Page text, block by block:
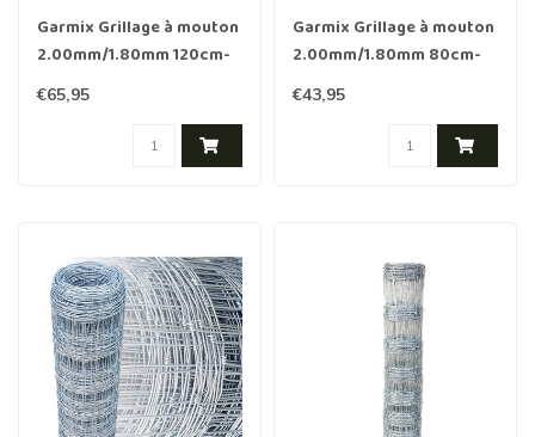
Garmix Grillage à mouton
2.00mm/1.80mm 120cm-
10-15cm 50m Galvanisée
€65,95
Garmix Grillage à mouton
2.00mm/1.80mm 80cm-
6-15cm 50m Galvanisée
€43,95